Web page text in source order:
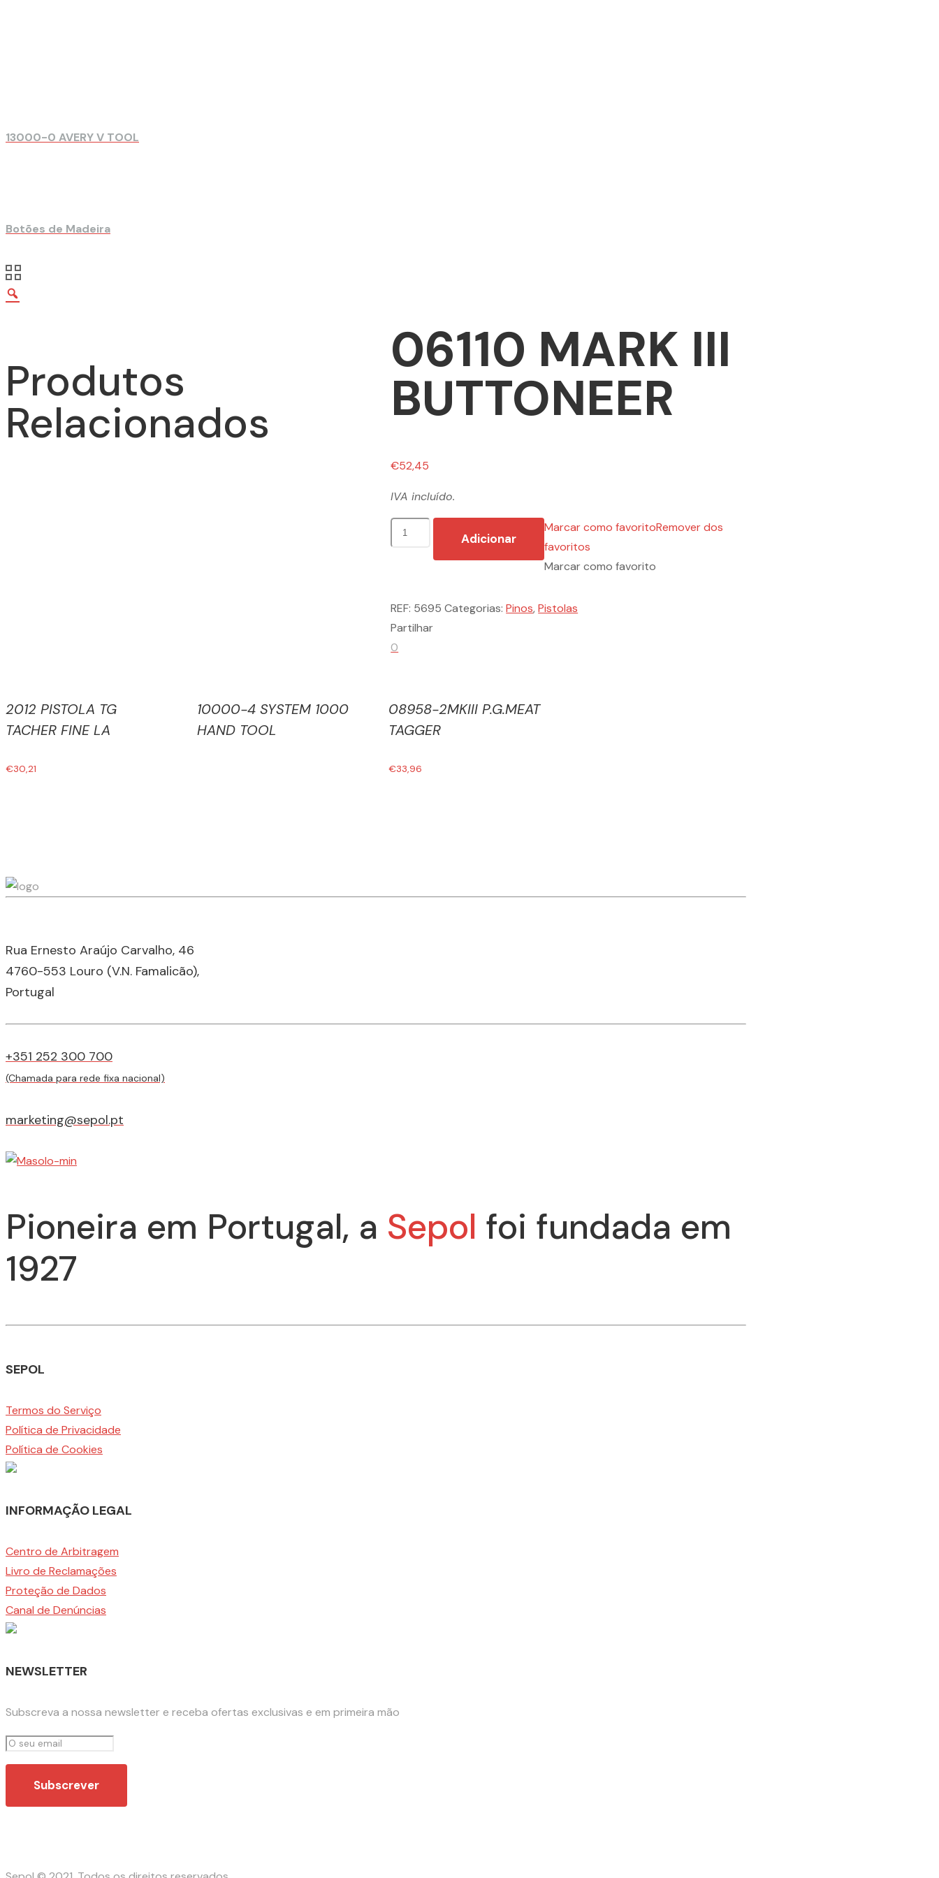
13000-0 AVERY V TOOL
Botões de Madeira
06110 MARK III
BUTTONEER
€52,45
IVA incluído.
Quantidade
de
III
BUTTONEER
Adicionar
Marcar como favoritoRemover dos
favoritos
Marcar como favorito
REF: 5695 Categorias:Pinos,Pistolas
Partilhar
0
Produtos
Relacionados
2012 PISTOLA TG
TACHER FINE LA
€30,21
10000-4 SYSTEM 1000
HAND TOOL
08958-2MKIII P.G.MEAT
TAGGER
€33,96
Rua Ernesto Araújo Carvalho, 46
4760-553 Louro (V.N. Famalicão),
Portugal
+351 252 300 700
(Chamada para rede fixa nacional)
marketing@sepol.pt
Pioneira em Portugal, a Sepol foi fundada em
1927
SEPOL
Termos do Serviço
Política de Privacidade
Política de Cookies
INFORMAÇÃO LEGAL
Centro de Arbitragem
Livro de Reclamações
Proteção de Dados
Canal de Denúncias
NEWSLETTER
Subscreva a nossa newsletter e receba ofertas exclusivas e em primeira mão